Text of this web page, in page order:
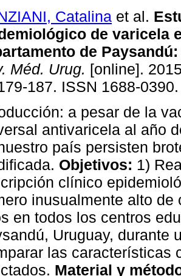
Catalina et al.
de varicela
de Paysandú
Méd. Urug. [online].
187. ISSN 1688-0390.
a pesar de la
antivaricela al año
país persisten
Objetivos: 1)
clínico
inusualmente alto
en todos los centros
Uruguay, durante
las características
Material y